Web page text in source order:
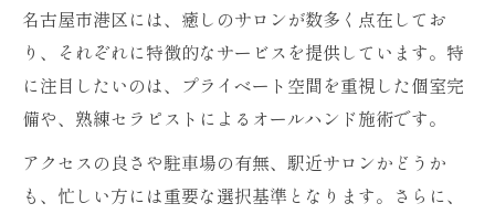
名古屋市港区には、癒しのサロンが数多く点在してお
り、それぞれに特徴的なサービスを提供しています。特
に注目したいのは、プライベート空間を重視した個室完
備や、熟練セラピストによるオールハンド施術です。
アクセスの良さや駐車場の有無、駅近サロンかどうか
も、忙しい方には重要な選択基準となります。さらに、